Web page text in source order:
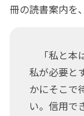
冊の読書案内を
「私と本
私が必要と
かにそこで
い。信用で